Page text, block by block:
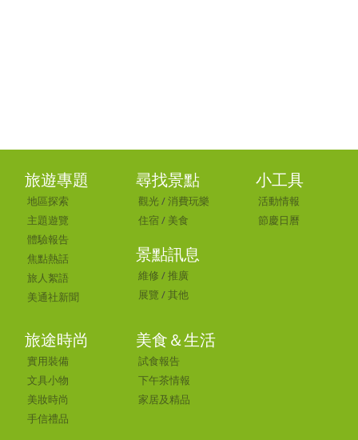
旅遊專題
地區探索
主題遊覽
體驗報告
焦點熱話
旅人絮語
美通社新聞
尋找景點
觀光 /消費玩樂
住宿 / 美食
景點訊息
維修 /推廣
展覽 /其他
小工具
活動情報
節慶日曆
旅途時尚
實用裝備
文具小物
美妝時尚
手信禮品
美食＆生活
試食報告
下午茶情報
家居及精品